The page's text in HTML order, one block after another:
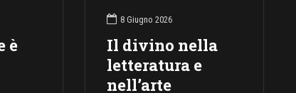
è
8 Giugno 2026
Il divino nella
letteratura e
nell’arte